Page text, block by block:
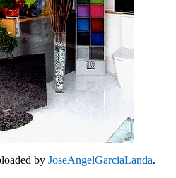
by JoseAngelGarciaLanda.